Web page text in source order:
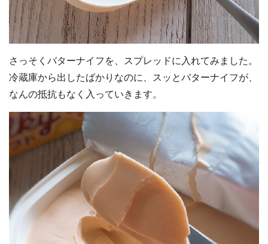
さっそくバターナイフを、スプレッドに入れてみました。
冷蔵庫から出したばかりなのに、スッとバターナイフが、
なんの抵抗もなく入っていきます。